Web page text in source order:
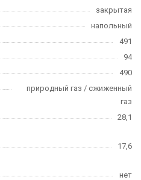
закрытая
напольный
491
94
490
природный газ / сжиженный
газ
28,1
17,6
нет